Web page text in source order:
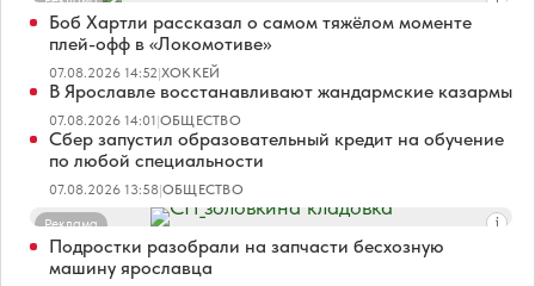
Боб Хартли рассказал о самом тяжёлом моменте
плей-офф в «Локомотиве»
07.08.2026 14:52|ХОККЕЙ
В Ярославле восстанавливают жандармские казармы
07.08.2026 14:01|ОБЩЕСТВО
Сбер запустил образовательный кредит на обучение
по любой специальности
07.08.2026 13:58|ОБЩЕСТВО
Реклама
Подростки разобрали на запчасти бесхозную
машину ярославца